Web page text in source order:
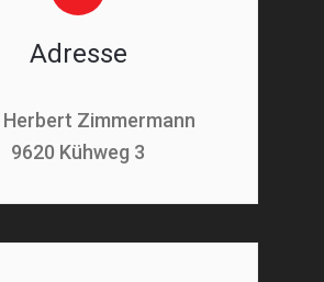
Adresse
Herbert Zimmermann
9620 Kühweg 3